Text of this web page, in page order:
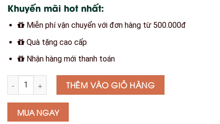
Khuyến mãi hot nhất:
Miễn phí vận chuyển với đơn hàng từ 500.000đ
Quà tặng cao cấp
Nhận hàng mới thanh toán
Số lượng THÊM VÀO GIỎ HÀNG
MUA NGAY